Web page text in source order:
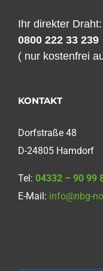
Ihr direkter Draht:
0800 222 33 239
( nur kostenfrei
KONTAKT
Dorfstraße 48
D-24805 Hamdorf
Tel: 04332 – 90 99
E-Mail: info@nbg-